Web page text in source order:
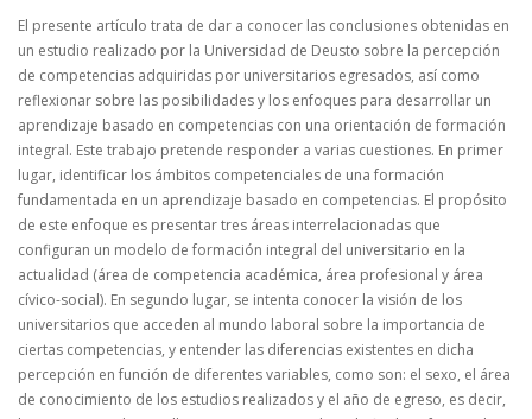
El presente artículo trata de dar a conocer las conclusiones obtenidas en
un estudio realizado por la Universidad de Deusto sobre la percepción
de competencias adquiridas por universitarios egresados, así como
reflexionar sobre las posibilidades y los enfoques para desarrollar un
aprendizaje basado en competencias con una orientación de formación
integral. Este trabajo pretende responder a varias cuestiones. En primer
lugar, identificar los ámbitos competenciales de una formación
fundamentada en un aprendizaje basado en competencias. El propósito
de este enfoque es presentar tres áreas interrelacionadas que
configuran un modelo de formación integral del universitario en la
actualidad (área de competencia académica, área profesional y área
cívico-social). En segundo lugar, se intenta conocer la visión de los
universitarios que acceden al mundo laboral sobre la importancia de
ciertas competencias, y entender las diferencias existentes en dicha
percepción en función de diferentes variables, como son: el sexo, el área
de conocimiento de los estudios realizados y el año de egreso, es decir,